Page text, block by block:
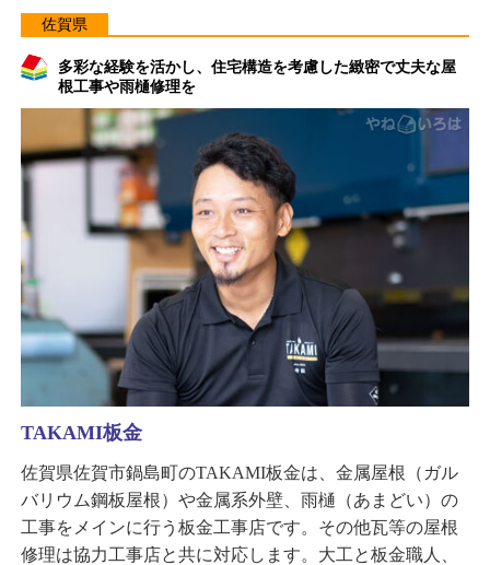
佐賀県
多彩な経験を活かし、住宅構造を考慮した緻密で丈夫な屋
根工事や雨樋修理を
TAKAMI板金
佐賀県佐賀市鍋島町のTAKAMI板金は、金属屋根（ガル
バリウム鋼板屋根）や金属系外壁、雨樋（あまどい）の
工事をメインに行う板金工事店です。その他瓦等の屋根
修理は協力工事店と共に対応します。大工と板金職人、